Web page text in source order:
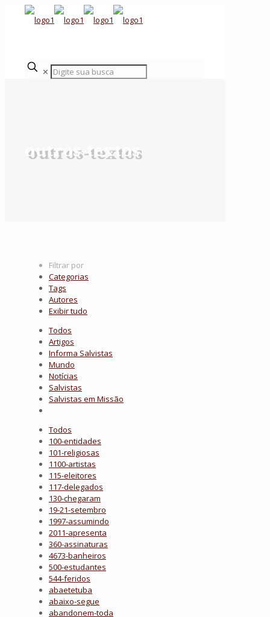
✕
outros-textos
Filtrar por
Categorias
Tags
Autores
Exibir tudo
Todos
Artigos
Informa Salvistas
Mundo
Notícias
Salvistas
Salvistas em Missão
Todos
100-entidades
101-religiosas
1100-artistas
115-eleitores
117-delegados
130-chegaram
19-21-setembro
1997-assumindo
2011-apresenta
360-assinaturas
4673-banheiros
500-estudantes
544-feridos
abaetetuba
abaixo-segue
abandonem-toda